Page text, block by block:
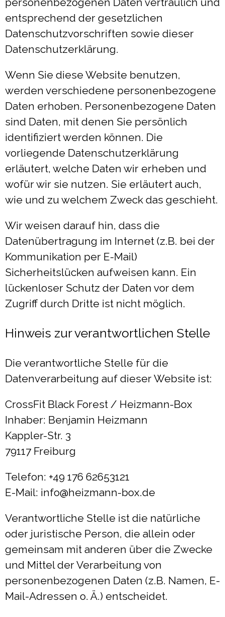
entsprechend der gesetzlichen
Datenschutzvorschriften sowie dieser
Datenschutzerklärung.
Wenn Sie diese Website benutzen,
werden verschiedene personenbezogene
Daten erhoben. Personenbezogene Daten
sind Daten, mit denen Sie persönlich
identifiziert werden können. Die
vorliegende Datenschutzerklärung
erläutert, welche Daten wir erheben und
wofür wir sie nutzen. Sie erläutert auch,
wie und zu welchem Zweck das geschieht.
Wir weisen darauf hin, dass die
Datenübertragung im Internet (z.B. bei der
Kommunikation per E-Mail)
Sicherheitslücken aufweisen kann. Ein
lückenloser Schutz der Daten vor dem
Zugriff durch Dritte ist nicht möglich.
Hinweis zur verantwortlichen Stelle
Die verantwortliche Stelle für die
Datenverarbeitung auf dieser Website ist:
CrossFit Black Forest / Heizmann-Box
Inhaber: Benjamin Heizmann
Kappler-Str. 3
79117 Freiburg
Telefon: +49 176 62653121
E-Mail: info@heizmann-box.de
Verantwortliche Stelle ist die natürliche
oder juristische Person, die allein oder
gemeinsam mit anderen über die Zwecke
und Mittel der Verarbeitung von
personenbezogenen Daten (z.B. Namen, E-
Mail-Adressen o. Ä.) entscheidet.